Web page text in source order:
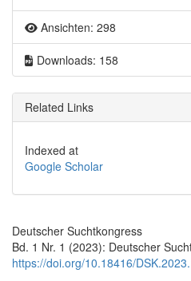
Ansichten: 298
Downloads: 158
Related Links
Indexed at
Google Scholar
Deutscher Suchtkongress
Bd. 1 Nr. 1 (2023): Deutscher
https://doi.org/10.18416/